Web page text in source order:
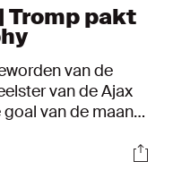
Tromp pakt
van de
van de Ajax
van de maand